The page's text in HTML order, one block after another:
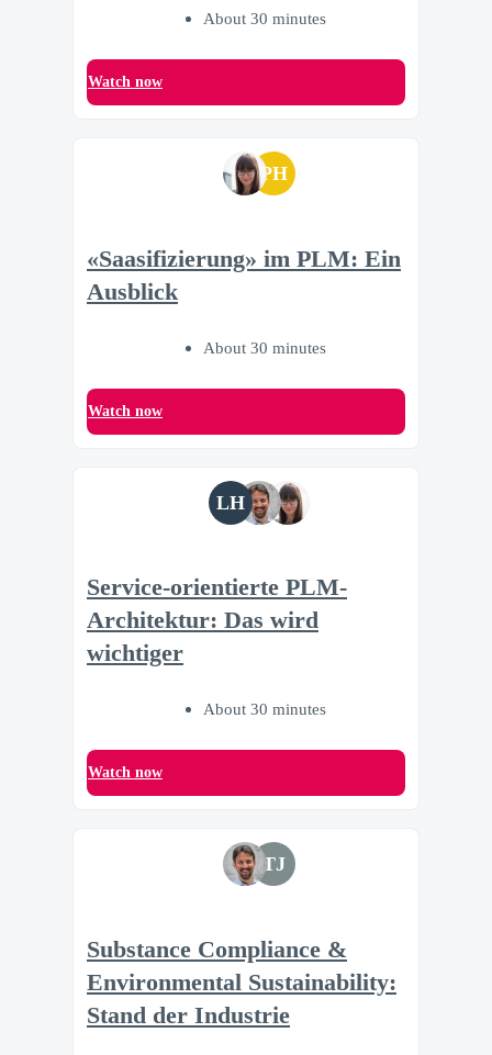
About 30 minutes
Watch now
PH
«Saasifizierung» im PLM: Ein
Ausblick
About 30 minutes
Watch now
LH
Service-orientierte PLM-
Architektur: Das wird
wichtiger
About 30 minutes
Watch now
TJ
Substance Compliance &
Environmental Sustainability:
Stand der Industrie